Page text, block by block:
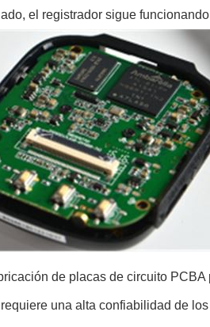
el registrador sigue
de placas de circuito
una alta confiabilidad de